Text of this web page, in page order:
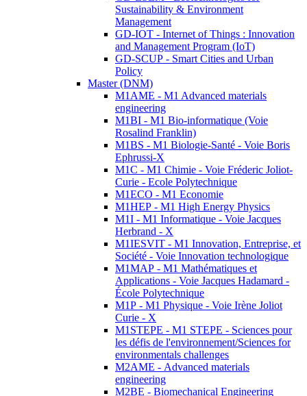
Sustainability & Environment
Management
GD-IOT - Internet of Things : Innovation
and Management Program (IoT)
GD-SCUP - Smart Cities and Urban
Policy
Master (DNM)
M1AME - M1 Advanced materials
engineering
M1BI - M1 Bio-informatique (Voie
Rosalind Franklin)
M1BS - M1 Biologie-Santé - Voie Boris
Ephrussi-X
M1C - M1 Chimie - Voie Fréderic Joliot-
Curie - Ecole Polytechnique
M1ECO - M1 Economie
M1HEP - M1 High Energy Physics
M1I - M1 Informatique - Voie Jacques
Herbrand - X
M1IESVIT - M1 Innovation, Entreprise, et
Société - Voie Innovation technologique
M1MAP - M1 Mathématiques et
Applications - Voie Jacques Hadamard -
École Polytechnique
M1P - M1 Physique - Voie Irène Joliot
Curie - X
M1STEPE - M1 STEPE - Sciences pour
les défis de l'environnement/Sciences for
environmentals challenges
M2AME - Advanced materials
engineering
M2BE - Biomechanical Engineering